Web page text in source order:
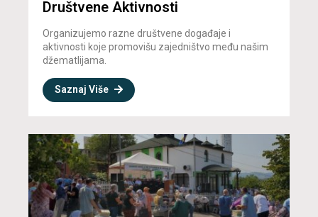
Društvene Aktivnosti
Organizujemo razne društvene događaje i
aktivnosti koje promovišu zajedništvo među našim
džematlijama.
Saznaj Više